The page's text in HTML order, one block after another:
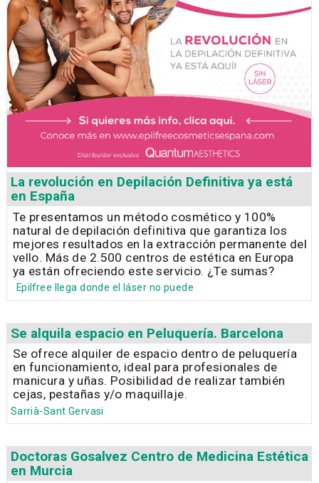
La revolución en Depilación Definitiva ya está
en España
Te presentamos un método cosmético y 100%
natural de depilación definitiva que garantiza los
mejores resultados en la extracción permanente del
vello. Más de 2.500 centros de estética en Europa
ya están ofreciendo este servicio. ¿Te sumas?
Epilfree llega donde el láser no puede
Se alquila espacio en Peluquería. Barcelona
Se ofrece alquiler de espacio dentro de peluquería
en funcionamiento, ideal para profesionales de
manicura y uñas. Posibilidad de realizar también
cejas, pestañas y/o maquillaje.
Sarrià-Sant Gervasi
Doctoras Gosalvez Centro de Medicina Estética
en Murcia